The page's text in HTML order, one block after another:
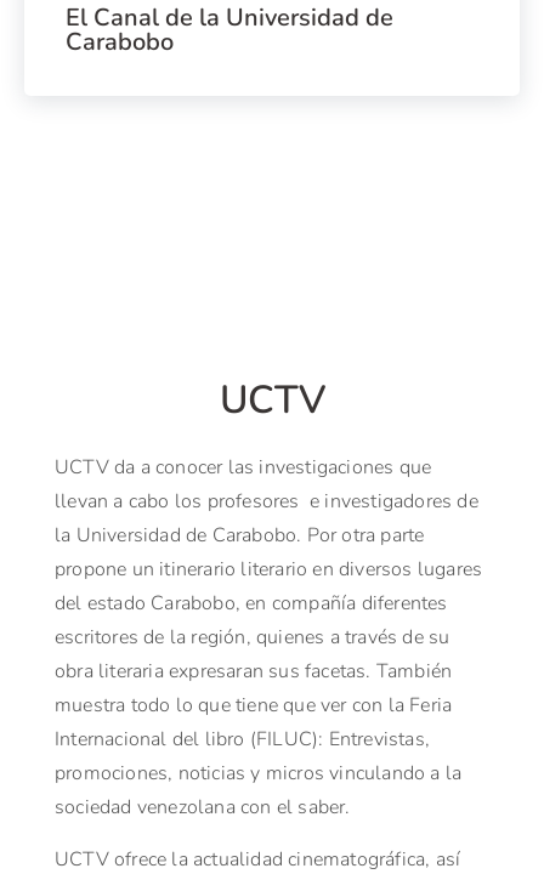
El Canal de la Universidad de
Carabobo
UCTV
UCTV da a conocer las investigaciones que
llevan a cabo los profesores e investigadores de
la Universidad de Carabobo. Por otra parte
propone un itinerario literario en diversos lugares
del estado Carabobo, en compañía diferentes
escritores de la región, quienes a través de su
obra literaria expresaran sus facetas. También
muestra todo lo que tiene que ver con la Feria
Internacional del libro (FILUC): Entrevistas,
promociones, noticias y micros vinculando a la
sociedad venezolana con el saber.
UCTV ofrece la actualidad cinematográfica, así